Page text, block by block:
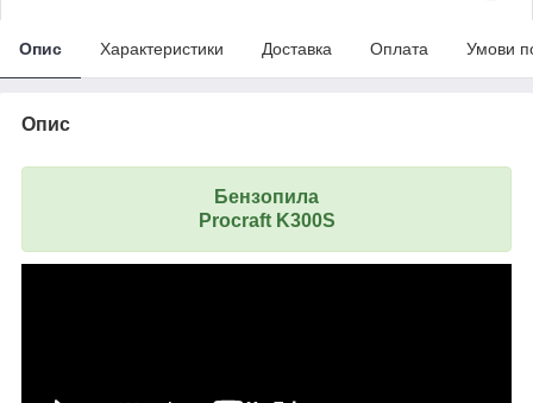
Опис Характеристики Доставка Оплата Умови
Опис
Бензопила
Procraft K300S